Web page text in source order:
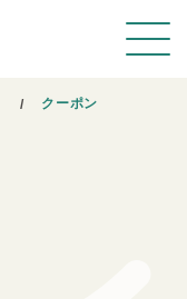
クーポン